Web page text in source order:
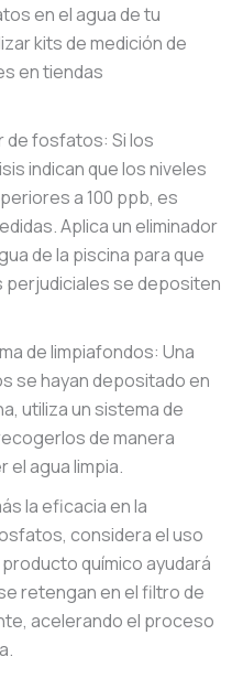
en el agua de tu
kits de medición de
en tiendas
de fosfatos: Si los
indican que los niveles
a 100 ppb, es
Aplica un eliminador
de la piscina para que
se depositen
de limpiafondos: Una
se hayan depositado en
utiliza un sistema de
de manera
el agua limpia.
la eficacia en la
considera el uso
químico ayudará
retengan en el filtro de
acelerando el proceso